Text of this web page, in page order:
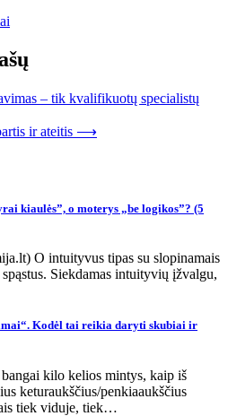
– tik kvalifikuotų specialistų
ir ateitis ⟶
kiaulės”, o moterys „be logikos”? (5
O intuityvus tipas su slopinamais
Siekdamas intuityvių įžvalgu,
Kodėl tai reikia daryti skubiai ir
kilo kelios mintys, kaip iš
keturaukščius/penkiaaukščius
tiek viduje, tiek…